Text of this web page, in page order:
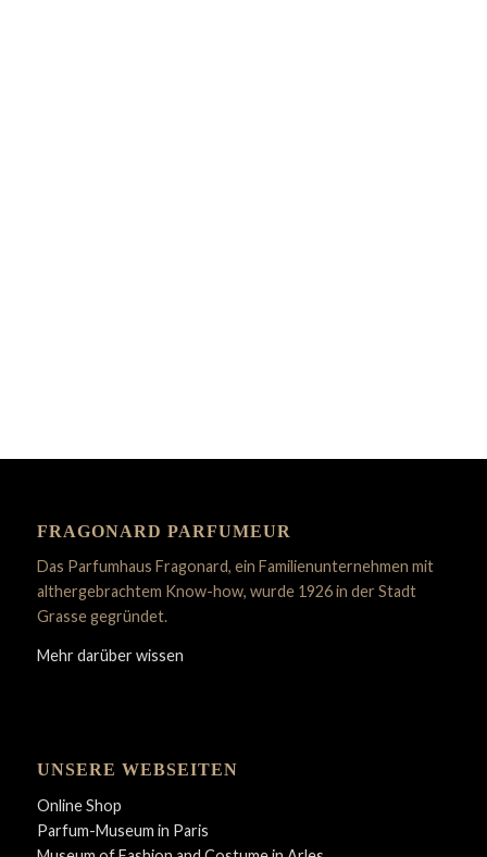
FRAGONARD PARFUMEUR
Das Parfumhaus Fragonard, ein Familienunternehmen mit
althergebrachtem Know-how, wurde 1926 in der Stadt
Grasse gegründet.
Mehr darüber wissen
UNSERE WEBSEITEN
Online Shop
Parfum-Museum in Paris